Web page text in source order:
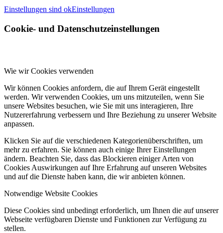
Einstellungen sind okEinstellungen
Cookie- und Datenschutzeinstellungen
Wie wir Cookies verwenden
Wir können Cookies anfordern, die auf Ihrem Gerät eingestellt
werden. Wir verwenden Cookies, um uns mitzuteilen, wenn Sie
unsere Websites besuchen, wie Sie mit uns interagieren, Ihre
Nutzererfahrung verbessern und Ihre Beziehung zu unserer Website
anpassen.
Klicken Sie auf die verschiedenen Kategorienüberschriften, um
mehr zu erfahren. Sie können auch einige Ihrer Einstellungen
ändern. Beachten Sie, dass das Blockieren einiger Arten von
Cookies Auswirkungen auf Ihre Erfahrung auf unseren Websites
und auf die Dienste haben kann, die wir anbieten können.
Notwendige Website Cookies
Diese Cookies sind unbedingt erforderlich, um Ihnen die auf unserer
Webseite verfügbaren Dienste und Funktionen zur Verfügung zu
stellen.